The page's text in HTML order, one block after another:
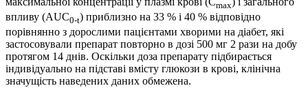
max
впливу (AUC0-t) приблизно на 33 % і 40 % відповідно
порівнянно з дорослими пацієнтами хворими на діабет, які
застосовували препарат повторно в дозі 500 мг 2 рази на добу
протягом 14 днів. Оскільки доза препарату підбирається
індивідуально на підставі вмісту глюкози в крові, клінічна
значущість наведених даних обмежена.